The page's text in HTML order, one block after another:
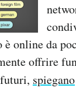
online da
offrire
spiegano